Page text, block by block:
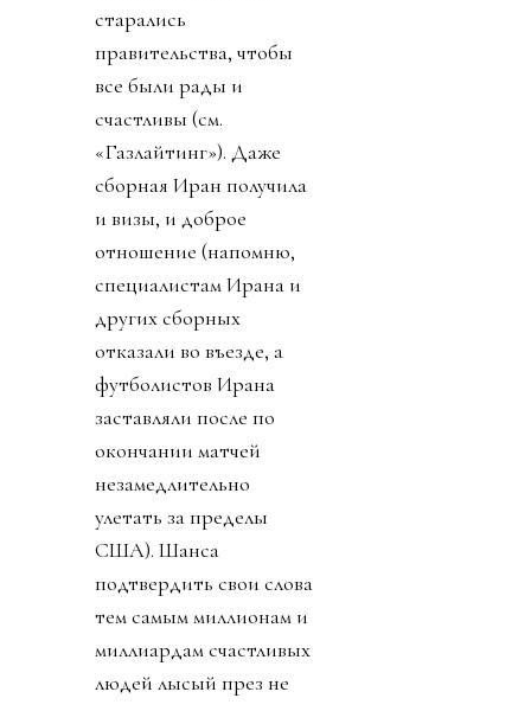
старались
правительства, чтобы
все были рады и
счастливы (см.
«Газлайтинг»). Даже
сборная Иран получила
и визы, и доброе
отношение (напомню,
специалистам Ирана и
других сборных
отказали во въезде, а
футболистов Ирана
заставляли после по
окончании матчей
незамедлительно
улетать за пределы
США). Шанса
подтвердить свои слова
тем самым миллионам и
миллиардам счастливых
людей лысый през не